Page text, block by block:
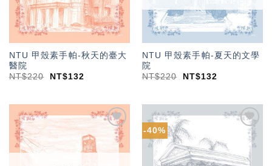
NTU 甲殼素手帕-秋天的臺大
醫院
NT$220 NT$132
NTU 甲殼素手帕-夏天的文學
院
NT$220 NT$132
加入
「願
望輕
-40%
加入
「願
望輕
單」